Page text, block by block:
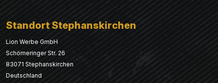
Standort Stephanskirchen
Lion Werbe GmbH
Schömeringer Str. 26
83071 Stephanskirchen
Deutschland